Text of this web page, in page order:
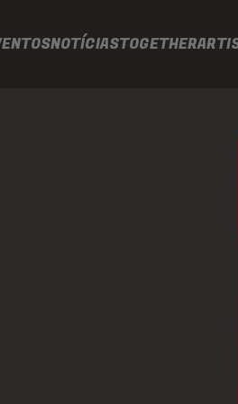
NOTÍCIASTOGETHER